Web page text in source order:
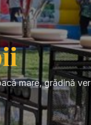
mare, grădină